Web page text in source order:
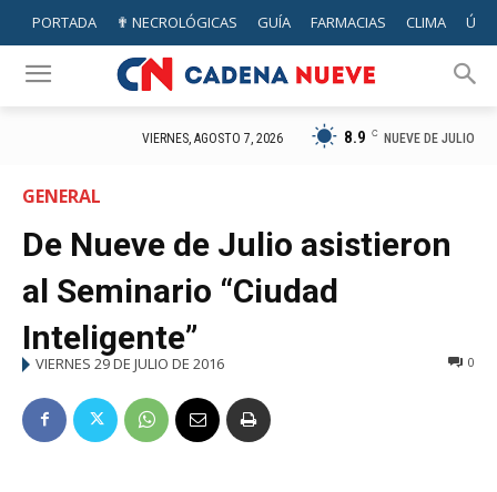
PORTADA ✟ NECROLÓGICAS GUÍA FARMACIAS CLIMA
VIERNES, AGOSTO 7, 2026 8.9 C NUEVE DE JULIO
GENERAL
De Nueve de Julio asistieron
al Seminario “Ciudad
Inteligente”
VIERNES 29 DE JULIO DE 2016 0